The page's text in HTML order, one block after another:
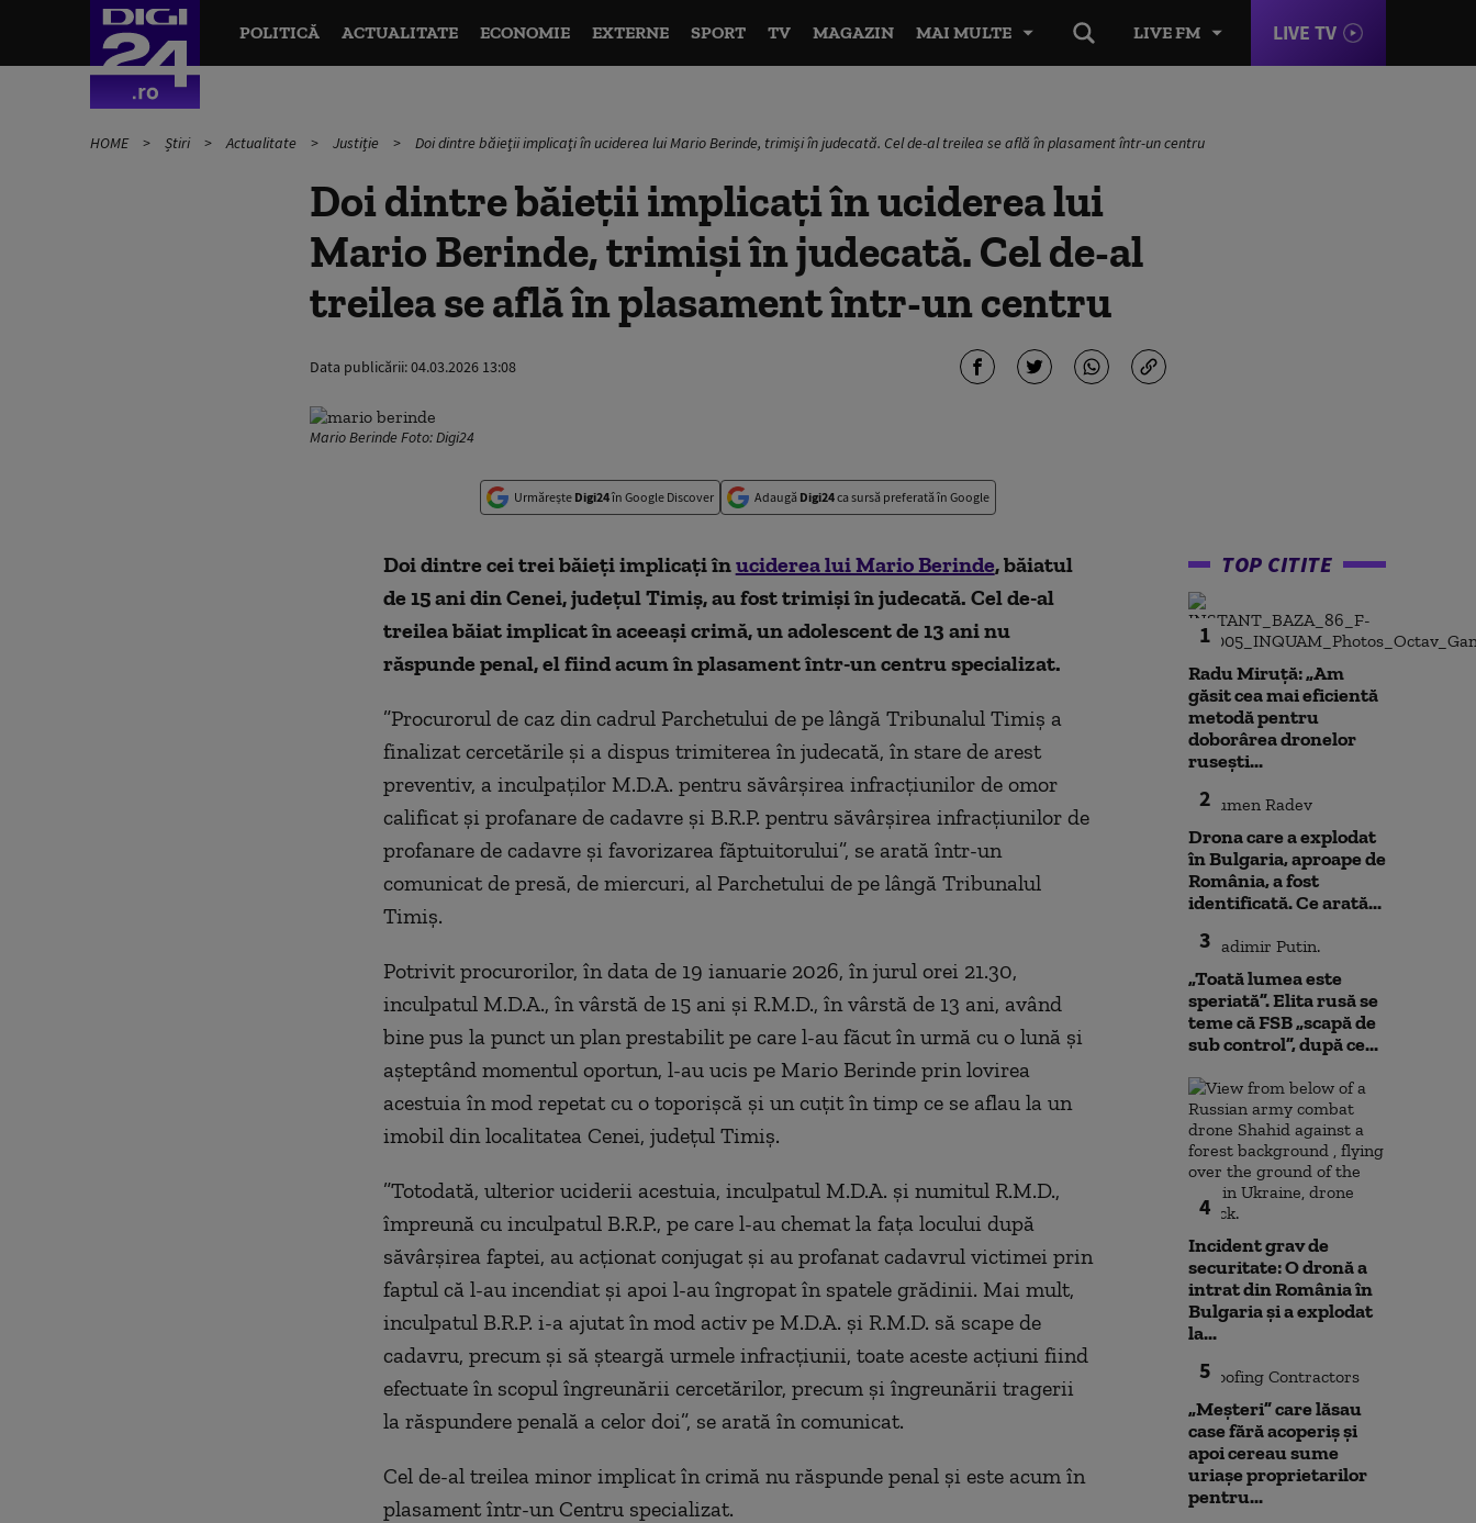
LIVE FM LIVE TV
POLITICĂ ACTUALITATE ECONOMIE EXTERNE SPORT TV MAGAZIN MAI MULTE
HOME Știri Actualitate Justiție Doi dintre băieţii implicaţi în uciderea lui Mario Berinde, trimişi în judecată. Cel de-al treilea se află în plasament într-un centru
Doi dintre băieţii implicaţi în uciderea lui
Mario Berinde, trimişi în judecată. Cel de-al
treilea se află în plasament într-un centru
Data publicării:04.03.2026 13:08
Mario Berinde Foto: Digi24
Urmărește Digi24în Google Discover Adaugă Digi24ca sursă preferată în Google
Doi dintre cei trei băieţi implicaţi înuciderea lui Mario Berinde, băiatul
de 15 ani din Cenei, judeţul Timiş, au fost trimişi în judecată. Cel de-al
treilea băiat implicat în aceeaşi crimă, un adolescent de 13 ani nu
răspunde penal, el fiind acum în plasament într-un centru specializat.
”Procurorul de caz din cadrul Parchetului de pe lângă Tribunalul Timiş a
finalizat cercetările şi a dispus trimiterea în judecată, în stare de arest
preventiv, a inculpaţilor M.D.A. pentru săvârşirea infracţiunilor de omor
calificat şi profanare de cadavre şi B.R.P. pentru săvârşirea infracţiunilor de
profanare de cadavre şi favorizarea făptuitorului”, se arată într-un
comunicat de presă, de miercuri, al Parchetului de pe lângă Tribunalul
Timiş.
Potrivit procurorilor, în data de 19 ianuarie 2026, în jurul orei 21.30,
inculpatul M.D.A., în vârstă de 15 ani şi R.M.D., în vârstă de 13 ani, având
bine pus la punct un plan prestabilit pe care l-au făcut în urmă cu o lună şi
aşteptând momentul oportun, l-au ucis pe Mario Berinde prin lovirea
acestuia în mod repetat cu o toporişcă şi un cuţit în timp ce se aflau la un
imobil din localitatea Cenei, judeţul Timiş.
”Totodată, ulterior uciderii acestuia, inculpatul M.D.A. şi numitul R.M.D.,
împreună cu inculpatul B.R.P., pe care l-au chemat la faţa locului după
săvârşirea faptei, au acţionat conjugat şi au profanat cadavrul victimei prin
faptul că l-au incendiat şi apoi l-au îngropat în spatele grădinii. Mai mult,
inculpatul B.R.P. i-a ajutat în mod activ pe M.D.A. şi R.M.D. să scape de
cadavru, precum şi să şteargă urmele infracţiunii, toate aceste acţiuni fiind
efectuate în scopul îngreunării cercetărilor, precum şi îngreunării tragerii
la răspundere penală a celor doi”, se arată în comunicat.
Cel de-al treilea minor implicat în crimă nu răspunde penal şi este acum în
plasament într-un Centru specializat.
TOP CITITE
1
Radu Miruță: „Am
găsit cea mai eficientă
metodă pentru
doborârea dronelor
rusești...
2
Drona care a explodat
în Bulgaria, aproape de
România, a fost
identificată. Ce arată...
3
„Toată lumea este
speriată”. Elita rusă se
teme că FSB „scapă de
sub control”, după ce...
4
Incident grav de
securitate: O dronă a
intrat din România în
Bulgaria şi a explodat
la...
5
„Meșteri” care lăsau
case fără acoperiș și
apoi cereau sume
uriașe proprietarilor
pentru...